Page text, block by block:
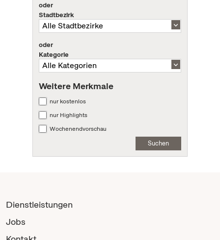
oder
Stadtbezirk
oder
Kategorie
Weitere Merkmale
nur kostenlos
nur Highlights
Wochenendvorschau
Suchen
Dienstleistungen
Jobs